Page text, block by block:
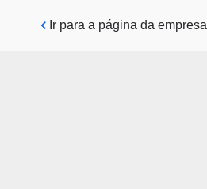
Pular para o conteúdo principal
Ir para a página da empresa